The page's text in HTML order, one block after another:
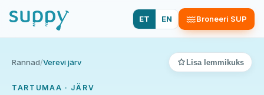
ET EN Broneeri SUP
Rannad/Verevi järv Lisa lemmikuks
TARTUMAA · JÄRV